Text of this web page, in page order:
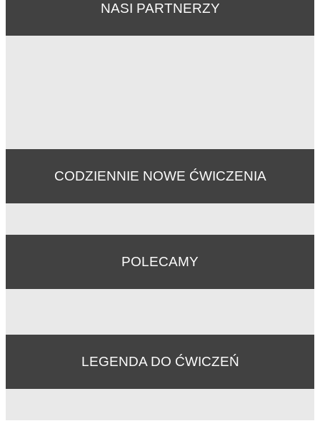
NASI PARTNERZY
CODZIENNIE NOWE ĆWICZENIA
POLECAMY
LEGENDA DO ĆWICZEŃ